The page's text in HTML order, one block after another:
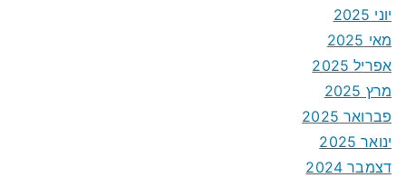
יוני 2025
מאי 2025
אפריל 2025
מרץ 2025
פברואר 2025
ינואר 2025
דצמבר 2024